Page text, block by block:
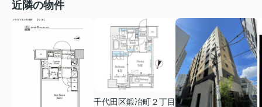
近隣の物件
千代田区鍛冶町２丁目